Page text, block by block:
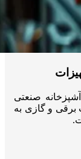
صنعتی
و گازی به